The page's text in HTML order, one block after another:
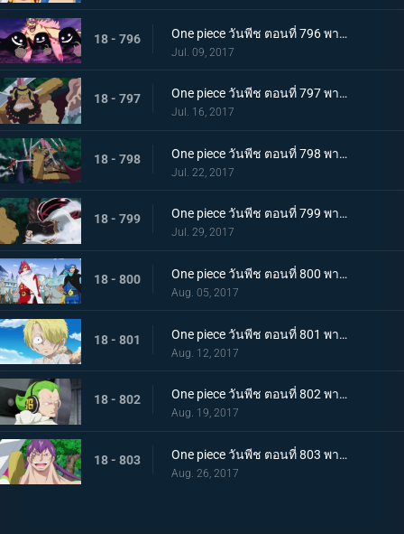
18 - 796 One piece วันพีช ตอนที่ 796 พากย์ไทย ดินแดนแห่งวิญญาณ ความสามารถที่น่ากลัวของมัม
Jul. 09, 2017
18 - 797 One piece วันพีช ตอนที่ 797 พากย์ไทย หัวหน้าใหญ่ ! 1 ใน 3 แม่ทัพแครกเกอร์ปรากฏตัว
Jul. 16, 2017
18 - 798 One piece วันพีช ตอนที่ 798 พากย์ไทย คู่ปรับ 800 ล้าน ลูฟี่ VS แครกเกอร์พันมือ
Jul. 22, 2017
18 - 799 One piece วันพีช ตอนที่ 799 พากย์ไทย การปะทะสุดกำลัง เกียร์สี่ VS พลังบิสบิส
Jul. 29, 2017
18 - 800 One piece วันพีช ตอนที่ 800 พากย์ไทย 1 กับ 2 รวมตัว ! ครอบครัววินสโมค
Aug. 05, 2017
18 - 801 One piece วันพีช ตอนที่ 801 พากย์ไทย ชีวิตของผู้มีพระคุณ ซันจิกับโอเนอร์เชฟ
Aug. 12, 2017
18 - 802 One piece วันพีช ตอนที่ 802 พากย์ไทย ซันจิผู้โกรธเกรี้ยว ความลับของเจอร์ม่า 66
Aug. 19, 2017
18 - 803 One piece วันพีช ตอนที่ 803 พากย์ไทย อดีตที่ถูกทิ้งไป วินสโมค ซันจิ
Aug. 26, 2017